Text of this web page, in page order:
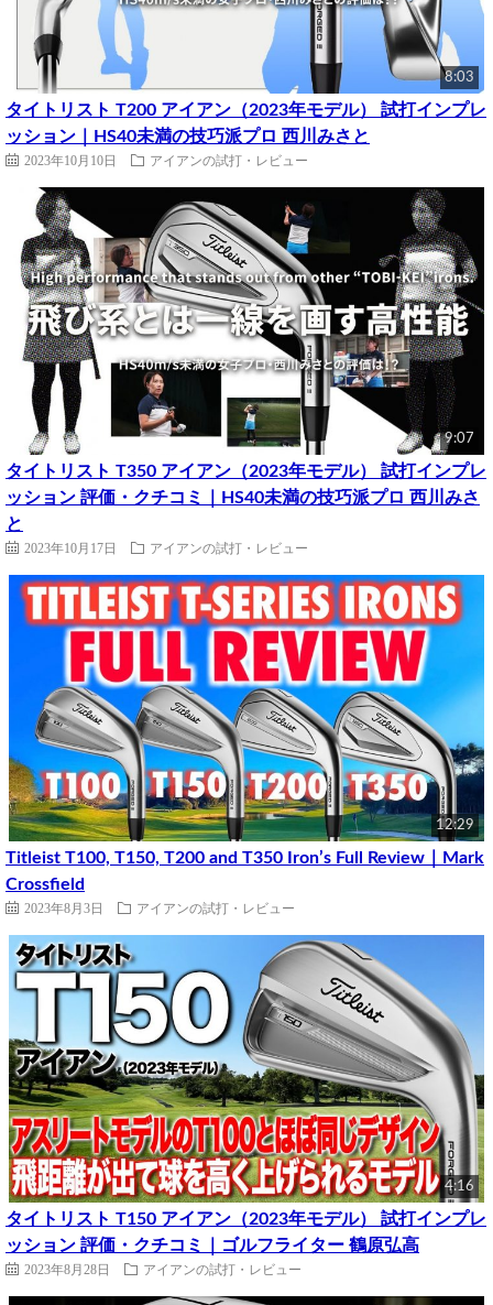
8:03
タイトリスト T200 アイアン（2023年モデル） 試打インプレ
ッション｜HS40未満の技巧派プロ 西川みさと
2023年10月10日 アイアンの試打・レビュー
9:07
タイトリスト T350 アイアン（2023年モデル） 試打インプレ
ッション 評価・クチコミ｜HS40未満の技巧派プロ 西川みさ
と
2023年10月17日 アイアンの試打・レビュー
12:29
Titleist T100, T150, T200 and T350 Iron’s Full Review｜Mark
Crossfield
2023年8月3日 アイアンの試打・レビュー
4:16
タイトリスト T150 アイアン（2023年モデル） 試打インプレ
ッション 評価・クチコミ｜ゴルフライター 鶴原弘高
2023年8月28日 アイアンの試打・レビュー